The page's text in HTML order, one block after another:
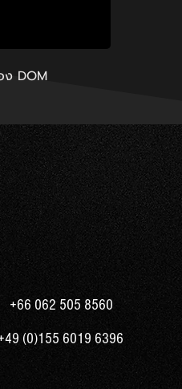
ง DOM
+66 062 505 8560
(0)155 6019 6396